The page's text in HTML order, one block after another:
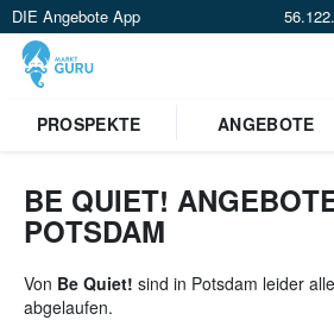
DIE Angebote App
PROSPEKTE ANGEBOTE
BE QUIET!
POTSDAM
Von Be Quiet! sind in Potsdam leider
abgelaufen.